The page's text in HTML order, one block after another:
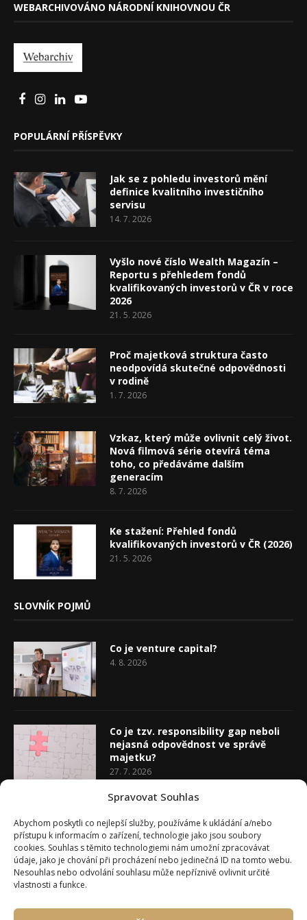
Spravovat Souhlas
Abychom poskytli co nejlepší služby, používáme k ukládání a/nebo
přístupu k informacím o zařízení, technologie jako jsou soubory
cookies. Souhlas s těmito technologiemi nám umožní zpracovávat
údaje, jako je chování při procházení nebo jedinečná ID na tomto webu.
Nesouhlas nebo odvolání souhlasu může nepříznivě ovlivnit určité
vlastnosti a funkce.
WEBARCHIVOVÁNO NÁRODNÍ KNIHOVNOU ČR
POPULÁRNÍ PŘÍSPĚVKY
Jak se z pohledu investorů mění
definice kvalitního investičního
servisu
14. 7. 2026
Vyšlo nové číslo Wealth Magazín –
Reportu s přehledem fondů
kvalifikovaných investorů v ČR v roce
2026
21. 5. 2026
Proč majetková struktura často
neodpovídá skutečné odpovědnosti
v rodině
1. 7. 2026
Vzkaz, který může ovlivnit celý život.
Nová filmová série otevírá téma
toho, co předáváme dalším
generacím
8. 7. 2026
Ke stažení: Přehled fondů
kvalifikovaných investorů v ČR (2026)
21. 5. 2026
SLOVNÍK POJMŮ
Co je venture capital?
4. 8. 2026
Co je tzv. responsibility gap neboli
nejasná odpovědnost ve správě
majetku?
27. 7. 2026
20. 7. 2026